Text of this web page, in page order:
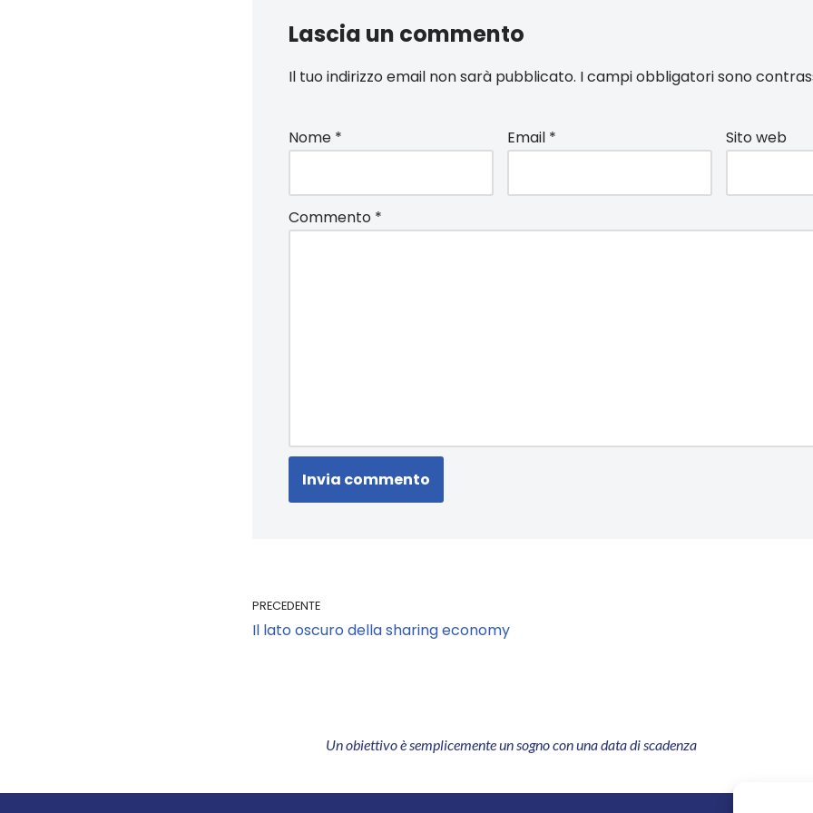
Lascia un commento
Il tuo indirizzo email non sarà pubblicato. I campi obbligatori sono
Nome * Email * Sito web
Commento *
PRECEDENTE
Il lato oscuro della sharing economy
Un obiettivo è semplicemente un sogno conuna data di scadenza